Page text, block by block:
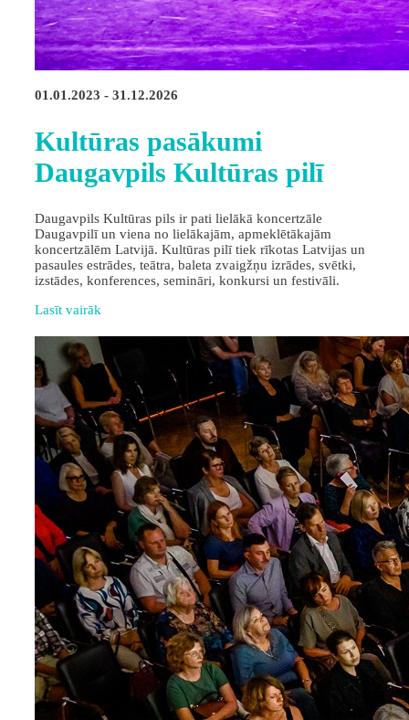
01.01.2023 - 31.12.2026
Kultūras pasākumi
Daugavpils Kultūras pilī
Daugavpils Kultūras pils ir pati lielākā koncertzāle
Daugavpilī un viena no lielākajām, apmeklētākajām
koncertzālēm Latvijā. Kultūras pilī tiek rīkotas Latvijas un
pasaules estrādes, teātra, baleta zvaigžņu izrādes, svētki,
izstādes, konferences, semināri, konkursi un festivāli.
Lasīt vairāk